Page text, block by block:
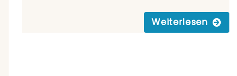
Wei­ter­le­sen